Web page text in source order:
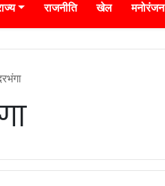
राजनीति खेल मनोरंजन